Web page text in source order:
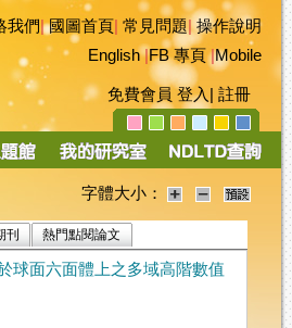
我們|國圖首頁 常見問題|操作說明
English|FB 專頁|Mobile
免費會員 登入 註冊
字體大小：
刊 熱門點閱論文
球面六面體上之多域高階數值